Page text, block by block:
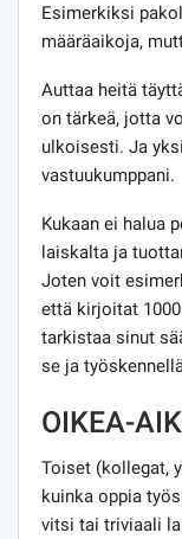
Esimerkiksi
määräaikoja,
Auttaa heitä
on tärkeä, jotta
ulkoisesti. Ja
vastuukumppani.
Kukaan ei halua
laiskalta ja
Joten voit
että kirjoitat
tarkistaa sinut
se ja
OIKEA-
Toiset (kollegat,
kuinka oppia
vitsi tai triviaali